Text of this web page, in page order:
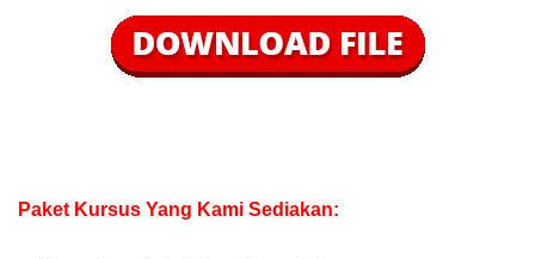
Paket Kursus Yang Kami Sediakan: